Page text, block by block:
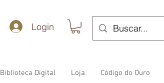
Login
Biblioteca Digital Loja Código do Ouro